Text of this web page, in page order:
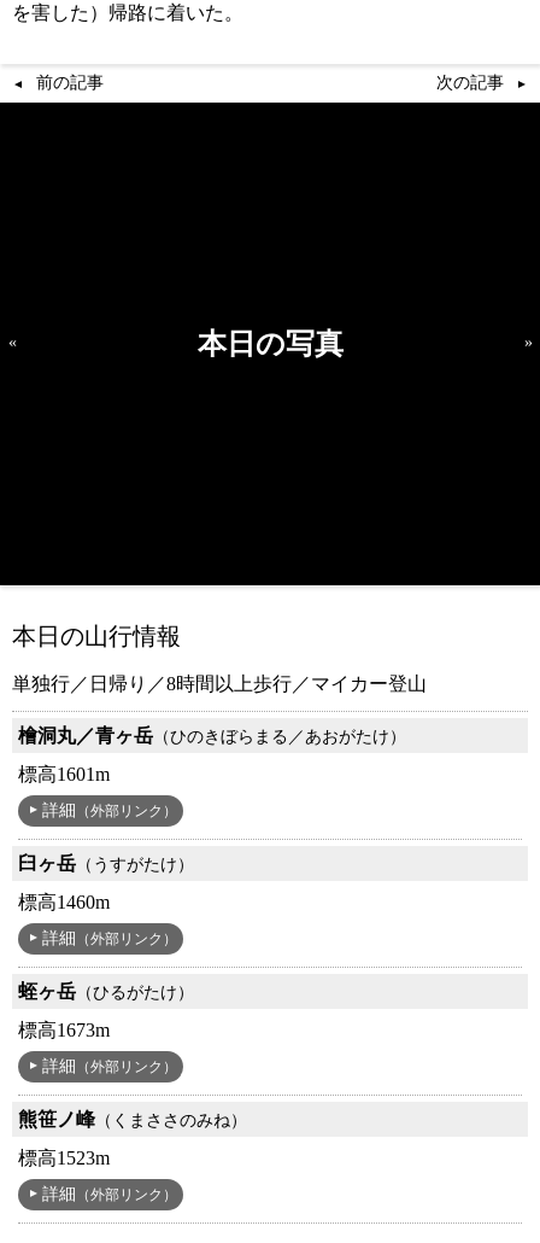
を害した）帰路に着いた。
前の記事 次の記事
本日の写真
« »
本日の山行情報
単独行／日帰り／8時間以上歩行／マイカー登山
檜洞丸／青ヶ岳 （ひのきぼらまる／あおがたけ）
標高1601m
詳細 （外部リンク）
臼ヶ岳 （うすがたけ）
標高1460m
詳細 （外部リンク）
蛭ヶ岳 （ひるがたけ）
標高1673m
詳細 （外部リンク）
熊笹ノ峰 （くまささのみね）
標高1523m
詳細 （外部リンク）